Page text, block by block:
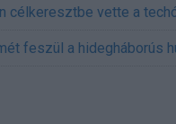
célkeresztbe vette a
feszül a hidegháborús